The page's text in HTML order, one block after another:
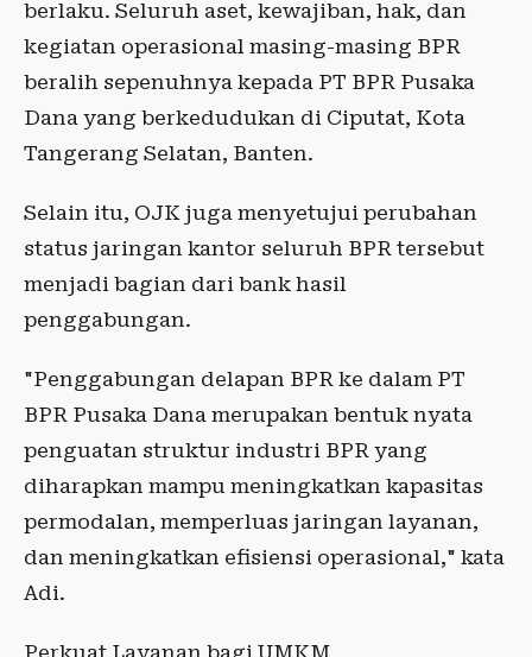
berlaku. Seluruh aset, kewajiban, hak, dan
kegiatan operasional masing-masing BPR
beralih sepenuhnya kepada PT BPR Pusaka
Dana yang berkedudukan di Ciputat, Kota
Tangerang Selatan, Banten.
Selain itu, OJK juga menyetujui perubahan
status jaringan kantor seluruh BPR tersebut
menjadi bagian dari bank hasil
penggabungan.
"Penggabungan delapan BPR ke dalam PT
BPR Pusaka Dana merupakan bentuk nyata
penguatan struktur industri BPR yang
diharapkan mampu meningkatkan kapasitas
permodalan, memperluas jaringan layanan,
dan meningkatkan efisiensi operasional," kata
Adi.